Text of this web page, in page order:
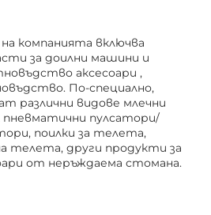
компанията включва
за доилни машини и
аксесоари ,
По-специално,
различни видове млечни
пулсатори/
поилки за телета,
телета, други продукти за
от неръждаема стомана.